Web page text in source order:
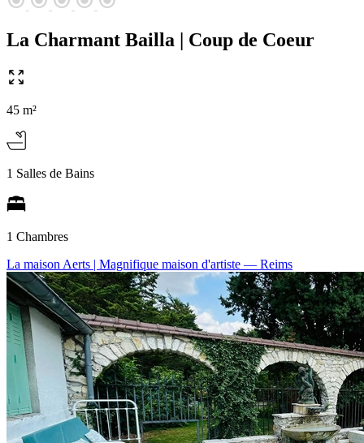
La Charmant Bailla | Coup de Coeur
45 m²
1 Salles de Bains
1 Chambres
La maison Aerts | Magnifique maison d'artiste — Reims